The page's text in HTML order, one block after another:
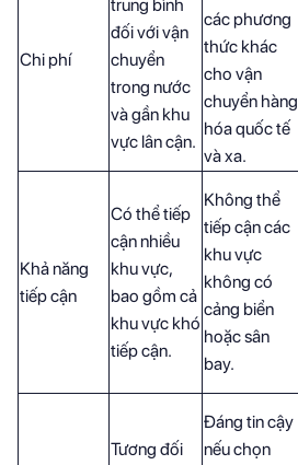
Chi phí
trung bình
đối với vận
chuyển
trong nước
và gần khu
vực lân cận.
các phương
thức khác
cho vận
chuyển hàng
hóa quốc tế
và xa.
Khả năng
tiếp cận
Có thể tiếp
cận nhiều
khu vực,
bao gồm cả
khu vực khó
tiếp cận.
Không thể
tiếp cận các
khu vực
không có
cảng biển
hoặc sân
bay.
Tương đối
Đáng tin cậy
nếu chọn